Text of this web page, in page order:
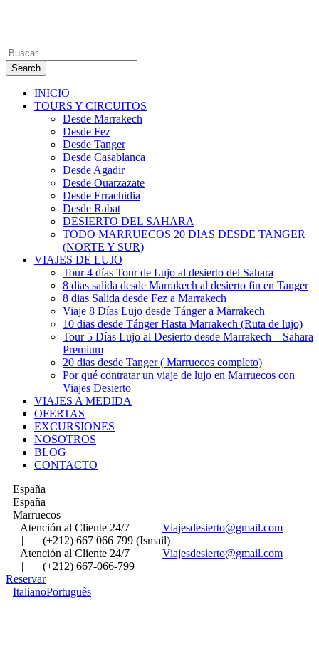
INICIO
TOURS Y CIRCUITOS
Desde Marrakech
Desde Fez
Desde Tanger
Desde Casablanca
Desde Agadir
Desde Ouarzazate
Desde Errachidia
Desde Rabat
DESIERTO DEL SAHARA
TODO MARRUECOS 20 DIAS DESDE TANGER
(NORTE Y SUR)
VIAJES DE LUJO
Tour 4 días Tour de Lujo al desierto del Sahara
8 dias salida desde Marrakech al desierto fin en Tanger
8 dias Salida desde Fez a Marrakech
Viaje 8 Días Lujo desde Tánger a Marrakech
10 dias desde Tánger Hasta Marrakech (Ruta de lujo)
Tour 5 Días Lujo al Desierto desde Marrakech – Sahara
Premium
20 dias desde Tanger ( Marruecos completo)
Por qué contratar un viaje de lujo en Marruecos con
Viajes Desierto
VIAJES A MEDIDA
OFERTAS
EXCURSIONES
NOSOTROS
BLOG
CONTACTO
España
España
Marruecos
Atención al Cliente 24/7
|
Viajesdesierto@gmail.com
|
(+212) 667 066 799 (Ismail)
Atención al Cliente 24/7
|
Viajesdesierto@gmail.com
|
(+212) 667-066-799
Reservar
ItalianoPortuguês